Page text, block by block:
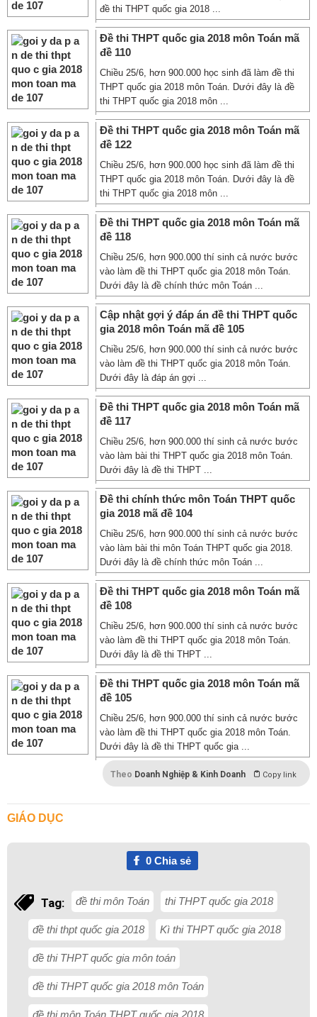
đề thi THPT quốc gia 2018 ...
Đề thi THPT quốc gia 2018 môn Toán mã
đề 110
Chiều 25/6, hơn 900.000 học sinh đã làm đề thi
THPT quốc gia 2018 môn Toán. Dưới đây là đề
thi THPT quốc gia 2018 môn ...
Đề thi THPT quốc gia 2018 môn Toán mã
đề 122
Chiều 25/6, hơn 900.000 học sinh đã làm đề thi
THPT quốc gia 2018 môn Toán. Dưới đây là đề
thi THPT quốc gia 2018 môn ...
Đề thi THPT quốc gia 2018 môn Toán mã
đề 118
Chiều 25/6, hơn 900.000 thí sinh cả nước bước
vào làm đề thi THPT quốc gia 2018 môn Toán.
Dưới đây là đề chính thức môn Toán ...
Cập nhật gợi ý đáp án đề thi THPT quốc
gia 2018 môn Toán mã đề 105
Chiều 25/6, hơn 900.000 thí sinh cả nước bước
vào làm đề thi THPT quốc gia 2018 môn Toán.
Dưới đây là đáp án gợi ...
Đề thi THPT quốc gia 2018 môn Toán mã
đề 117
Chiều 25/6, hơn 900.000 thí sinh cả nước bước
vào làm bài thi THPT quốc gia 2018 môn Toán.
Dưới đây là đề thi THPT ...
Đề thi chính thức môn Toán THPT quốc
gia 2018 mã đề 104
Chiều 25/6, hơn 900.000 thí sinh cả nước bước
vào làm bài thi môn Toán THPT quốc gia 2018.
Dưới đây là đề chính thức môn Toán ...
Đề thi THPT quốc gia 2018 môn Toán mã
đề 108
Chiều 25/6, hơn 900.000 thí sinh cả nước bước
vào làm đề thi THPT quốc gia 2018 môn Toán.
Dưới đây là đề thi THPT ...
Đề thi THPT quốc gia 2018 môn Toán mã
đề 105
Chiều 25/6, hơn 900.000 thí sinh cả nước bước
vào làm đề thi THPT quốc gia 2018 môn Toán.
Dưới đây là đề thi THPT quốc gia ...
Theo Doanh Nghiệp & Kinh Doanh Copy link
GIÁO DỤC
0Chia sẻ
Tag: đề thi môn Toán thi THPT quốc gia 2018
đề thi thpt quốc gia 2018 Kì thi THPT quốc gia 2018
đề thi THPT quốc gia môn toán
đề thi THPT quốc gia 2018 môn Toán
đề thi môn Toán THPT quốc gia 2018